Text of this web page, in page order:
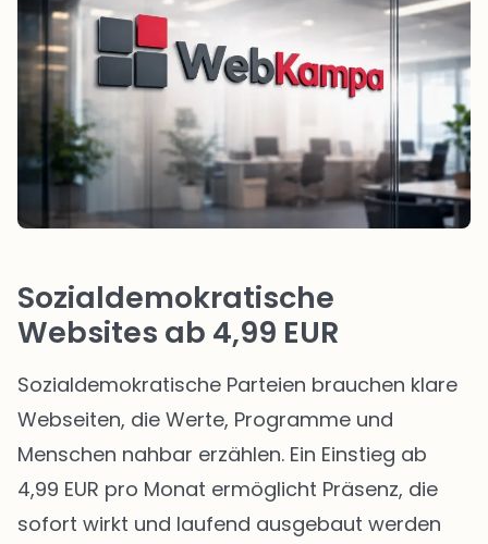
Sozialdemokratische
Websites ab 4,99 EUR
Sozialdemokratische Parteien brauchen klare
Webseiten, die Werte, Programme und
Menschen nahbar erzählen. Ein Einstieg ab
4,99 EUR pro Monat ermöglicht Präsenz, die
sofort wirkt und laufend ausgebaut werden